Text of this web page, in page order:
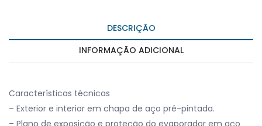
DESCRIÇÃO
INFORMAÇÃO ADICIONAL
Características técnicas
– Exterior e interior em chapa de aço pré-pintada.
– Plano de exposição e proteção do evaporador em aço